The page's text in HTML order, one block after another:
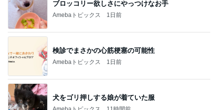
ブロッコリー欲しさにやっつけなお手
Amebaトピックス 1日前
検診でまさかの心筋梗塞の可能性
Amebaトピックス 1日前
犬をゴリ押しする娘が着ていた服